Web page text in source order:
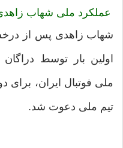
عملکرد ملی شهاب
شهاب زاهدی پس از
اولین بار توسط
ملی فوتبال ایران، برای
تیم ملی دعوت شد.